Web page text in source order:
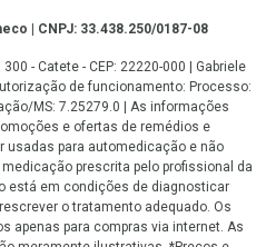
| CNPJ: 33.438.250/0187-08
- Catete - CEP: 22220-000 | Gabriele
de funcionamento: Processo:
MS: 7.25279.0 | As informações
e ofertas de remédios e
usadas para automedicação e não
prescrita pelo profissional da
está em condições de diagnosticar
o tratamento adequado. Os
apenas para compras via internet. As